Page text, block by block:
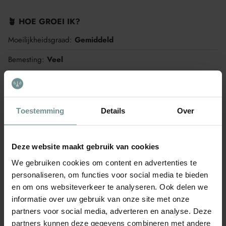
Toestemming Details Over
Deze website maakt gebruik van cookies
We gebruiken cookies om content en advertenties te
personaliseren, om functies voor social media te bieden
en om ons websiteverkeer te analyseren. Ook delen we
informatie over uw gebruik van onze site met onze
partners voor social media, adverteren en analyse. Deze
partners kunnen deze gegevens combineren met andere
🪴 HOE GROEI IK?
Moeilijkheidsgraad: Gemiddeld
Bemesting: Veel
Waterbehoefte:
Geschikt voor een Pot:Nee
Eenjarig/meerjarig:
🌱 WANNEER GROEI IK?
Zaaien onder glas
Zaaien onder glas is het planten van zaden in beschermde
omgevingen zoals kassen of kweekbakken.
J F M A M
J